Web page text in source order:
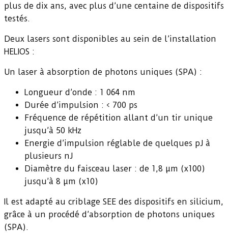
plus de dix ans, avec plus d’une centaine de dispositifs
testés.
Deux lasers sont disponibles au sein de l’installation
HELIOS :
Un laser à absorption de photons uniques (SPA) :
Longueur d’onde : 1 064 nm
Durée d’impulsion : < 700 ps
Fréquence de répétition allant d’un tir unique
jusqu’à 50 kHz
Energie d’impulsion réglable de quelques pJ à
plusieurs nJ
Diamètre du faisceau laser : de 1,8 µm (x100)
jusqu’à 8 µm (x10)
Il est adapté au criblage SEE des dispositifs en silicium,
grâce à un procédé d’absorption de photons uniques
(SPA).